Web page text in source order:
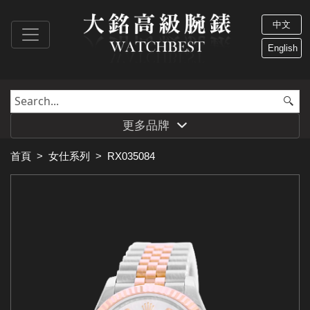
中文
English
更多品牌
首頁 > 女仕系列 > RX035084